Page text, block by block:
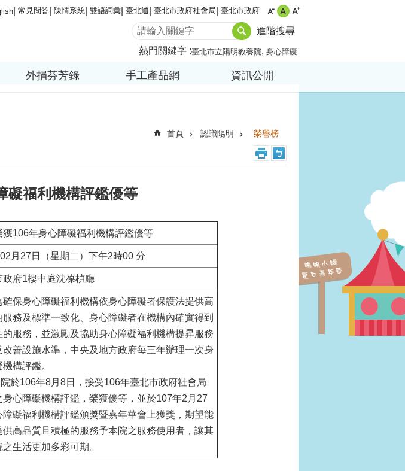
常見問答 陳情系統 雙語詞彙 臺北通 臺北市政府社會局 臺北市政府
進階搜尋
熱門關鍵字 臺北市立陽明教養院 身心障礙
外捐芬芳錄 手工產品網 資訊公開
首頁 認識陽明 榮譽榜
礙福利機構評鑑優等
獲106年身心障礙福利機構評鑑優等
月27日（星期二）下午2時00 分
政府1樓中庭沈葆楨廳
身心障礙福利機構依身心障礙者保護法提供高
服務及標準一致化、身心障礙者在機構內確實得到
的服務，並激勵及協助身心障礙福利機構提昇服務
改善設施水準，中央及地方政府每三年辦理一次身
構評鑑。
106年8月8日，接受106年臺北市政府社會局
身心障礙機構評鑑，榮獲優等，並於107年2月27
障礙福利機構評鑑頒獎暨嘉年華會上獲獎，期望能
供高品質且積極的服務予本院之服務使用者，讓其
生活更加多彩可期。